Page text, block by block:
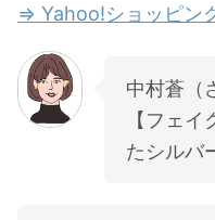
⇒ Yahoo!ショッピン
中村蒼（
【フェ
たシルバ